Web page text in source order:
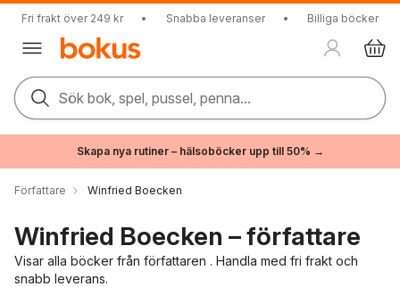
Fri frakt över 249 kr • Snabba leveranser • Billiga böcker
Sök bok, spel, pussel, penna...
Skapa nya rutiner – hälsoböcker upp till 50% →
Författare Winfried Boecken
Winfried Boecken – författare
Visar alla böcker från författaren . Handla med fri frakt och
snabb leverans.